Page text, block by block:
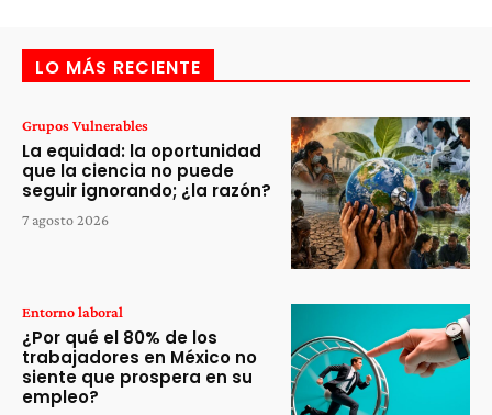
LO MÁS RECIENTE
Grupos Vulnerables
La equidad: la oportunidad
que la ciencia no puede
seguir ignorando; ¿la razón?
7 agosto 2026
Entorno laboral
¿Por qué el 80% de los
trabajadores en México no
siente que prospera en su
empleo?